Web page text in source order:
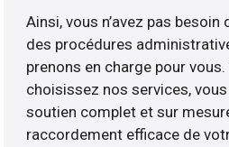
Ainsi, vous n’avez pas
des procédures
prenons en charge pour
choisissez nos services,
soutien complet et sur
raccordement efficace de